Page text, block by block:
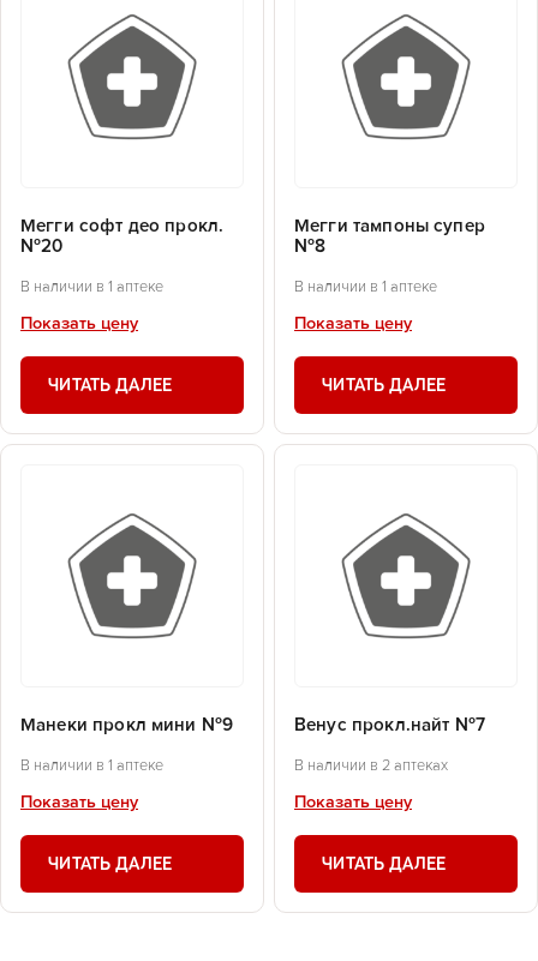
Мегги софт део прокл.
№20
В наличии в 1 аптеке
Показать цену
ЧИТАТЬ ДАЛЕЕ
Мегги тампоны супер
№8
В наличии в 1 аптеке
Показать цену
ЧИТАТЬ ДАЛЕЕ
Манеки прокл мини №9
В наличии в 1 аптеке
Показать цену
ЧИТАТЬ ДАЛЕЕ
Венус прокл.найт №7
В наличии в 2 аптеках
Показать цену
ЧИТАТЬ ДАЛЕЕ